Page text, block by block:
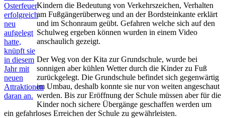
Osterfeuer
erfolgreich
neu
aufgelegt
hatte,
knüpft sie
in diesem
Jahr mit
neuen
Attraktionen
daran an.
Kindern die Bedeutung von Verkehrszeichen, Verhalten
am Fußgängerüberweg und an der Bordsteinkante erklärt
und im Schonraum geübt. Gefahren welche sich auf den
Schulweg ergeben können wurden in einem Video
anschaulich gezeigt.
Der Weg von der Kita zur Grundschule, wurde bei
sonnigen aber kühlen Wetter durch die Kinder zu Fuß
zurückgelegt. Die Grundschule befindet sich gegenwärtig
im Umbau, deshalb konnte sie nur von weiten angeschaut
werden. Bis zur Eröffnung der Schule müssen aber für die
Kinder noch sichere Übergänge geschaffen werden um
ein gefahrloses Erreichen der Schule zu gewährleisten.